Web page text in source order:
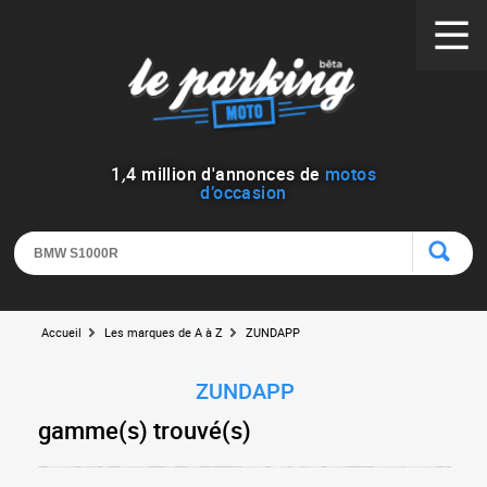
1 ,4 million d'annonces de motos
d’occasion
Accueil Les marques de A à Z ZUNDAPP
ZUNDAPP
gamme(s) trouvé(s)